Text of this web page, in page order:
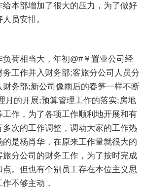
给本部增加了很大的压力，为了做好
员安排。
荷相当大，年初@#￥置业公司经
工作并入财务部;客旅分公司人员分
务部;新公司像雨后的春笋一样不断
月的开展;预算管理工作的落实;房地
工作，为了各项工作顺利地开展和有
多次的工作调整，调动大家的工作热
是杨肖华，在原来工作量就很大的
分公司的财务工作，为了按时完成
。但也有个别员工存在本位主义思
不够主动，